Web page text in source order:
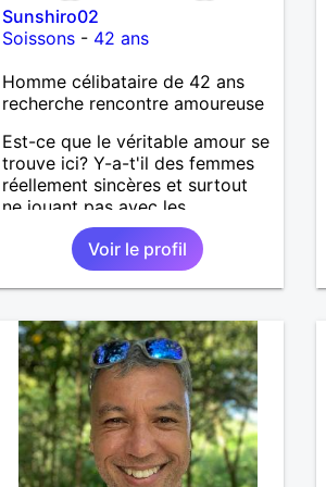
Sunshiro02
Soissons- 42 ans
Homme célibataire de 42 ans
recherche rencontre amoureuse
Est-ce que le véritable amour se
trouve ici? Y-a-t'il des femmes
réellement sincères et surtout
ne jouant pas avec les
sentiments des hommes? Etant
un homme protecteur et
bienveillant, je veux continuer
d'y croire et pouvoir enfin
désir temps. Faux profil,
profiteuse et autres joyeuseté
passer votre chemin, vous ne
m'intéressez pas du tout!
Voir le profil